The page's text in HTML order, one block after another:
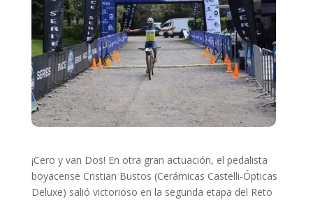
¡Cero y van Dos! En otra gran actuación, el pedalista
boyacense Cristian Bustos (Cerámicas Castelli-Ópticas
Deluxe) salió victorioso en la segunda etapa del Reto